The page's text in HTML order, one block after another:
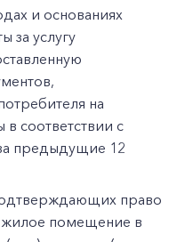
и основаниях
за услугу
на
в соответствии с
предыдущие 12
право
жилое помещение в